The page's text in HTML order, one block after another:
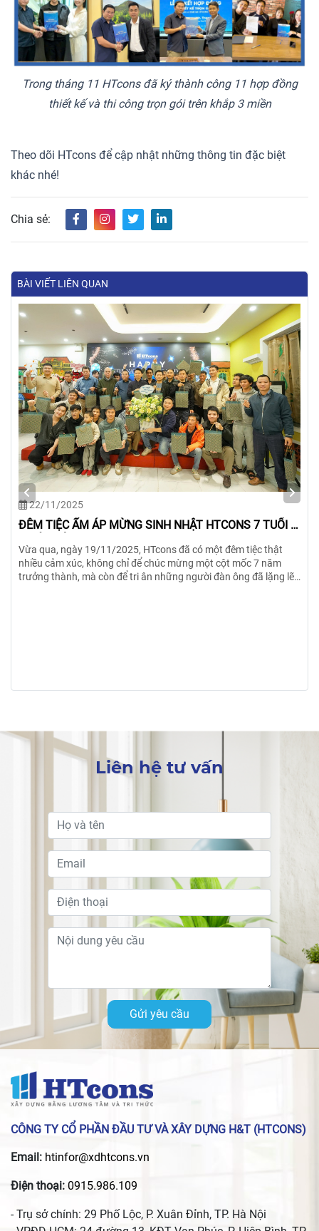
Trong tháng 11 HTcons đã ký thành công 11 hợp đồng
thiết kế và thi công trọn gói trên khắp 3 miền
Theo dõi HTcons để cập nhật những thông tin đặc biệt
khác nhé!
Chia sẻ:
BÀI VIẾT LIÊN QUAN
19/11/2025
HTCONS - HÀNH TRÌNH 7 NĂM KIẾN TẠO
7 năm – Một con số không quá dài so với đời người, nhưng là
một chặng đường đầy tự hào của tập thể HTCONS. Từ những
viên gạch nền móng đầu tiên, trải qua 2.555 ngày nỗ lực không
ngừng nghỉ, chúng tôi đã cùng nhau xây dựng nên một HTCONS
vững chãi như ngày hôm nay.
Liên hệ tư vấn
Gửi yêu cầu
CÔNG TY CỔ PHẦN ĐẦU TƯ VÀ XÂY DỰNG H&T (HTCONS)
Email: htinfor@xdhtcons.vn
Điện thoại: 0915.986.109
- Trụ sở chính: 29 Phố Lộc, P. Xuân Đỉnh, TP. Hà Nội